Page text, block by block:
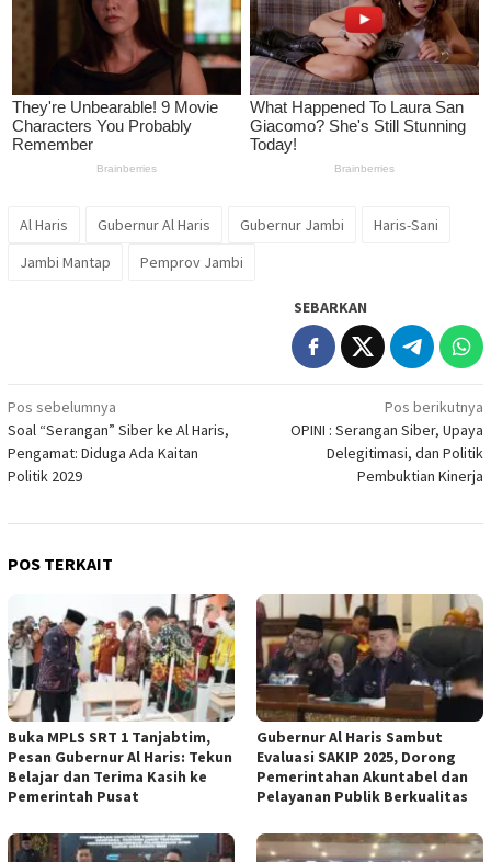
Al Haris Gubernur Al Haris Gubernur Jambi
Haris-Sani
Jambi Mantap
Pemprov Jambi
SEBARKAN
Navigasi
pos
Pos sebelumnya
Soal “Serangan” Siber ke Al Haris,
Pengamat: Diduga Ada Kaitan
Politik 2029
Pos berikutnya
OPINI : Serangan Siber, Upaya
Delegitimasi, dan Politik
Pembuktian Kinerja
POS TERKAIT
Buka MPLS SRT 1 Tanjabtim,
Pesan Gubernur Al Haris: Tekun
Belajar dan Terima Kasih ke
Pemerintah Pusat
Gubernur Al Haris Sambut
Evaluasi SAKIP 2025, Dorong
Pemerintahan Akuntabel dan
Pelayanan Publik Berkualitas